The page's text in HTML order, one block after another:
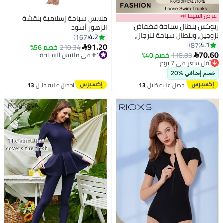
عرض الميجا 📣
ريوكس بنطال سباحة فضفاض
لزوجين، وبنطال سباحة للرجال،
وبنطال شاطيء للنساء، وبنطال
سباحة جاف، وبنطال سباحة مزخرف
4.1
87
70.60
118.83خصم 40% أقل سعر في 7 يوم
توصيل مجاني
أقل سعر في 7 يوم
خصم إضافي %20
احصل عليه خلال13
اغسطس
5
ملابس سباحة إسلامية بنقشة
الزهور أسود
4.2
167
91.20
210.34خصم 56% #1 في ملابس السباحة
توصيل مجاني
باقي 1 وحدات في المخزون
#1 في ملابس السباحة
احصل عليه خلال13
اغسطس